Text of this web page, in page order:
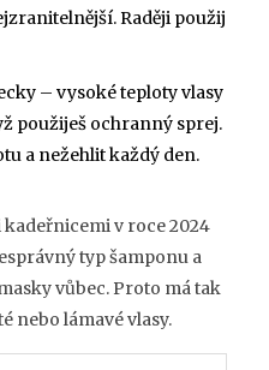
Raději použij
– vysoké teploty vlasy
použiješ ochranný sprej.
a nežehlit každý den.
v roce 2024
typ šamponu a
vůbec. Proto má tak
nebo lámavé vlasy.